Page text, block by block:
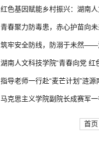
红色基因赋能乡村振兴：湖南
青春聚力防毒患，赤心护苗向
筑牢安全防线，防溺于未然——
湖南人文科技学院“青春向党
指导老师一行赴“麦芒计划”涟
马克思主义学院副院长成赛军
首页